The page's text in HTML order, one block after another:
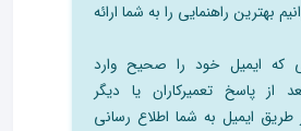
بهترین راهنمایی را به شما ارائه
که ایمیل خود را صحیح وارد
از پاسخ تعمیرکاران یا دیگر
طریق ایمیل به شما اطلاع رسانی